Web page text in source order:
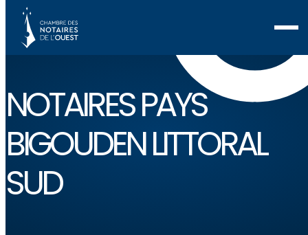
NOTAIRES PAYS
BIGOUDEN LITTORAL
SUD